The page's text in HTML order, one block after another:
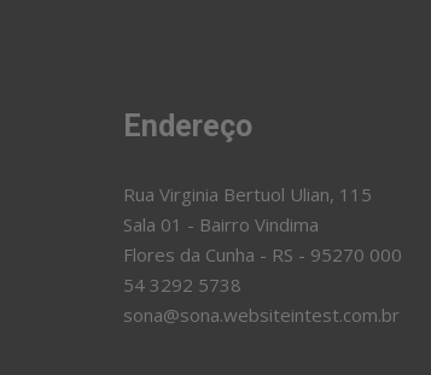
Endereço
Rua Virginia Bertuol Ulian, 115
Sala 01 - Bairro Vindima
Flores da Cunha - RS - 95270 000
54 3292 5738
sona@sona.websiteintest.com.br